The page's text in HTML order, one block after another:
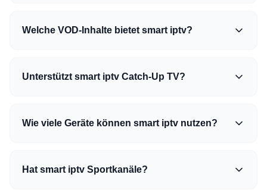
Welche VOD-Inhalte bietet smart iptv?
Unterstützt smart iptv Catch-Up TV?
Wie viele Geräte können smart iptv nutzen?
Hat smart iptv Sportkanäle?